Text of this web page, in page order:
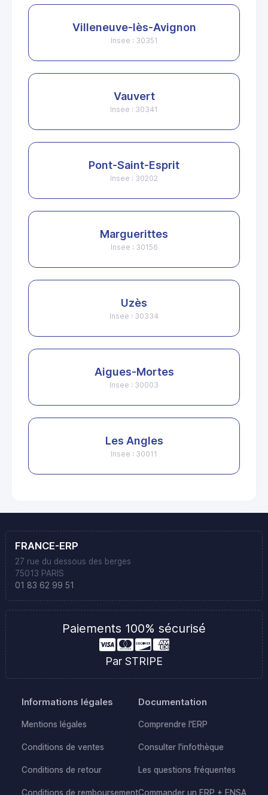
Villeneuve-lès-Avignon
Insee : 30351
Vauvert
Insee : 30341
Pont-Saint-Esprit
Insee : 30202
Marguerittes
Insee : 30156
Uzès
Insee : 30334
Aigues-Mortes
Insee : 30003
Les Angles
Insee : 30011
FRANCE-ERP
27 rue du dessous des berges
75013 PARIS
01 83 62 99 51
Paiements 100% sécurisé
Par STRIPE
Informations légales
Mentions légales
Conditions de ventes
Conditions de retour
Conditions de remboursement
Documentation
Comprendre l'ERP
Consulter l'infothèque
Les questions fréquentes
Commander un ERP + ENSA